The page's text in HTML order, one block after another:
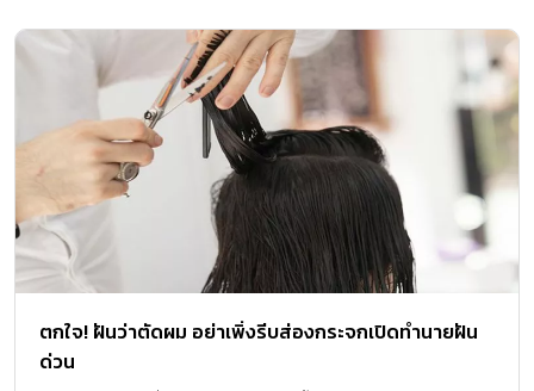
ตกใจ! ฝันว่าตัดผม อย่าเพิ่งรีบส่องกระจกเปิดทำนายฝัน
ด่วน